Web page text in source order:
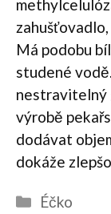
Má podobu
studené
nestravitelný
výrobě
dodávat
dokáže
Rubriky
Éčko